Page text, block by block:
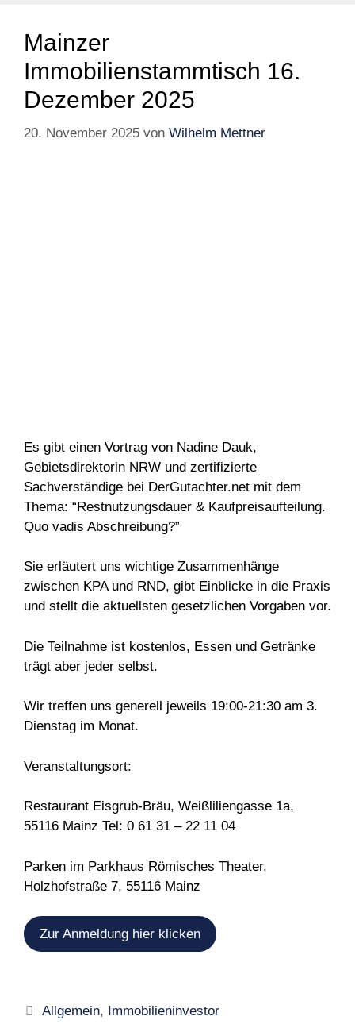
Mainzer
Immobilienstammtisch 16.
Dezember 2025
20. November 2025 von Wilhelm Mettner
Es gibt einen Vortrag von Nadine Dauk,
Gebietsdirektorin NRW und zertifizierte
Sachverständige bei DerGutachter.net mit dem
Thema: “Restnutzungsdauer & Kaufpreisaufteilung.
Quo vadis Abschreibung?”
Sie erläutert uns wichtige Zusammenhänge
zwischen KPA und RND, gibt Einblicke in die Praxis
und stellt die aktuellsten gesetzlichen Vorgaben vor.
Die Teilnahme ist kostenlos, Essen und Getränke
trägt aber jeder selbst.
Wir treffen uns generell jeweils 19:00-21:30 am 3.
Dienstag im Monat.
Veranstaltungsort:
Restaurant Eisgrub-Bräu, Weißliliengasse 1a,
55116 Mainz Tel: 0 61 31 – 22 11 04
Parken im Parkhaus Römisches Theater,
Holzhofstraße 7, 55116 Mainz
Zur Anmeldung hier klicken
Kategorien
Allgemein, Immobilieninvestor